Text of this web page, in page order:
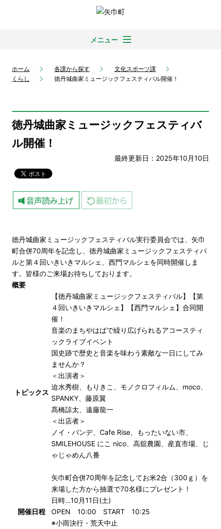
メニュー
ホーム 各課から探す
文化スポーツ課
くらし
徳丹城曲家ミュージックフェスティバル開催！
徳丹城曲家ミュージックフェスティバ
ル開催！
最終更新日：2025年10月10日
徳丹城曲家ミュージックフェスティバル実行委員会では、矢巾
町合併70周年を記念し、徳丹城曲家ミュージックフェスティバ
ルと第４回いきいきマルシェ、西門マルシェを同時開催しま
す。皆様のご来場お待ちしております。
概要
トピックス
【徳丹城曲家ミュージックフェスティバル】【第
４回いきいきマルシェ】【西門マルシェ】合同開
催！
音楽のまちやはばで繰り広げられるアコースティ
ックライブイベント
国史跡で歴史と音楽を味わう素敵な一日にしてみ
ませんか？
＜出演者＞
迫水秀樹、もりきこ、モノクロフィルム、moco、
SPANKY、藤原翼
髙橋諒太、遠藤龍一
＜出店者＞
ノイ・バンデ、Cafe Rise、もったいない市、
SMILEHOUSE にこ nico、高舘農園、産直市場、じ
ゃじゃめん八番
矢巾町合併70周年を記念してお米2合（300ｇ）を
来場した方から抽選で70名様にプレゼント！
開催日程
日時…10月11日(土)
OPEN 10:00 START 10:25
※小雨決行・荒天中止